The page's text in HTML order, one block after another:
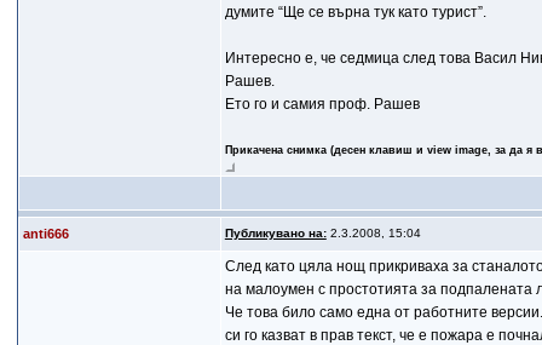
думите “Ще се върна тук като турист”.
Интересно е, че седмица след това Васил
Рашев.
Ето го и самия проф. Рашев
Прикачена снимка (десен клавиш и view image, за да я
anti666 Публикувано на:2.3.2008, 15:04
След като цяла нощ прикриваха за
на малоумен с простотията за подпалената
Че това било само една от работните
си го казват в прав текст, че е пожара е